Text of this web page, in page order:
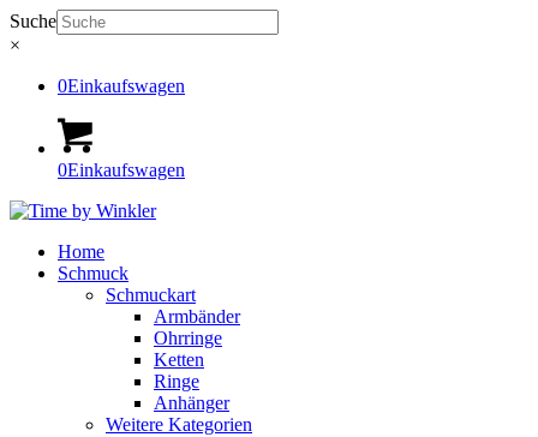
Suche
×
0Einkaufswagen
0Einkaufswagen
Home
Schmuck
Schmuckart
Armbänder
Ohrringe
Ketten
Ringe
Anhänger
Weitere Kategorien